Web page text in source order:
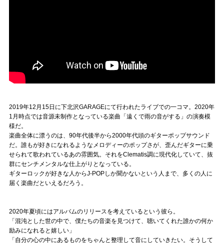
2019年12月15日に下北沢GARAGEにて行われたライブでの一コマ。2020年
1月時点では音源未制作となっている楽曲「遠くで雨の音がする」の演奏模
様だ。
楽曲全体に漂うのは、90年代後半から2000年代頭のギターポップサウンド
だ。誰もが好きになれるようなメロディーのポップさが、歪んだギターに乗
せられて歌われているあの雰囲気。それをClematis調に現代化していて、抜
群にセンチメンタルな仕上がりとなっている。
ギターロックが好きな人からJ-POPしか聞かないという人まで、多くの人に
届く楽曲だといえるだろう。
2020年夏頃にはアルバムのリリースを考えているという彼ら。
「混沌とした世の中で、僕たちの音楽を見つけて、聴いてくれた誰かの何か
励みになれると嬉しい」
「自分の心の中にあるものをちゃんと整理して音にしていきたい。そうして